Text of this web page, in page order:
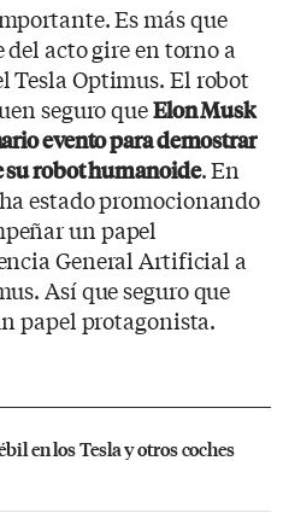
Es más que
acto gire en torno a
Tesla Optimus. El robot
seguro queElon Musk
evento para demostrar
su robot humanoide. En
estado promocionando
un papel
General Artificial a
Así que seguro que
papel protagonista.
en los Tesla y otros coches